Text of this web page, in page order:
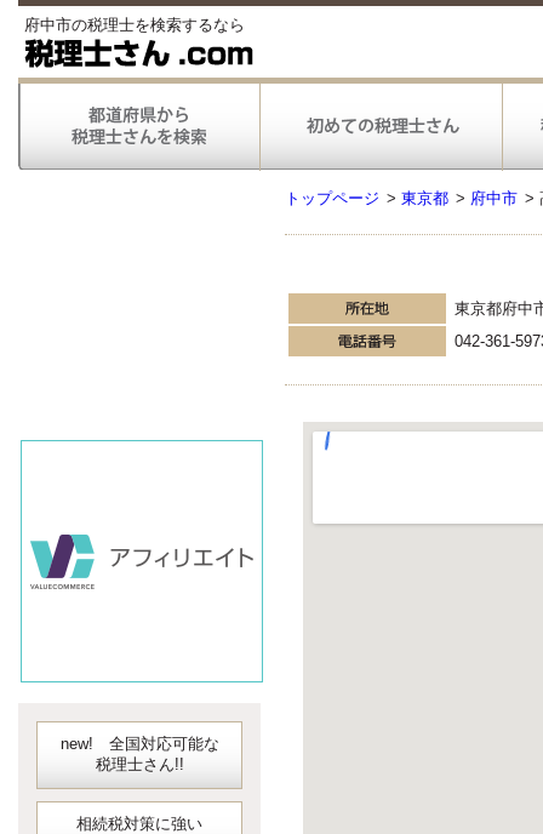
府中市の税理士を検索するなら
new! 全国対応可能な
税理士さん!!
相続税対策に強い
トップページ > 東京都 > 府中市 >
東京都府中
042-361-